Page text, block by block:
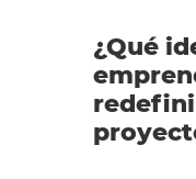
¿Qué